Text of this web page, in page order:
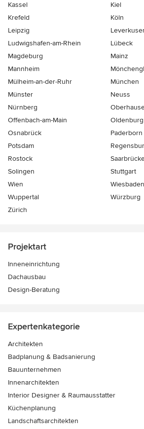
Kassel
Kiel
Krefeld
Köln
Leipzig
Ludwigshafen-am-Rhein
Lübeck
Magdeburg
Mainz
Mannheim
Mülheim-an-der-Ruhr
München
Münster
Neuss
Nürnberg
Offenbach-am-Main
Oldenburg
Osnabrück
Paderborn
Potsdam
Rostock
Solingen
Stuttgart
Wien
Wiesbaden
Wuppertal
Würzburg
Zürich
Projektart
Inneneinrichtung
Dachausbau
Design-Beratung
Expertenkategorie
Architekten
Badplanung & Badsanierung
Bauunternehmen
Innenarchitekten
Interior Designer & Raumausstatter
Küchenplanung
Landschaftsarchitekten